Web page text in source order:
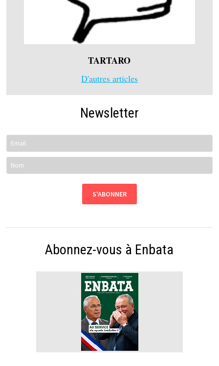
TARTARO
D'autres articles
Newsletter
Abonnez-vous à Enbata